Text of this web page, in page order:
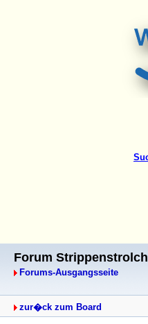
Forum Strippenstrolch
Forums-Ausgangsseite
zur�ck zum Board